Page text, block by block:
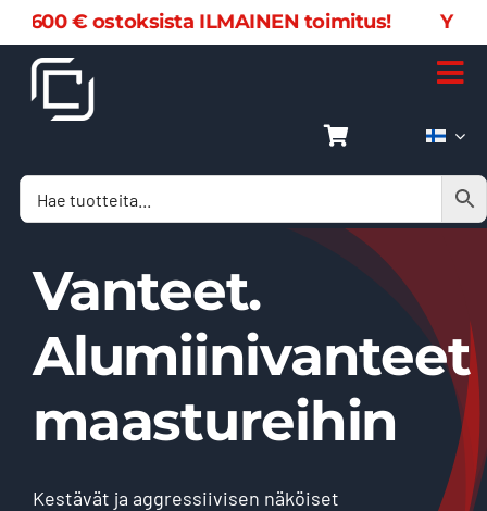
Skip
to
content
€ ostoksista ILMAINEN toimitus! Yli
Verkkokauppa
Tuoteluettelot
Ota yhteyttä
Vanteet.
Alumiinivanteet
maastureihin
Kestävät ja aggressiivisen näköiset